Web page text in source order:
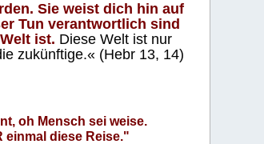
Sie weist dich hin auf
Tun verantwortlich sind
ist. Diese Welt ist nur
zukünftige.« (Hebr 13, 14)
oh Mensch sei weise.
einmal diese Reise."